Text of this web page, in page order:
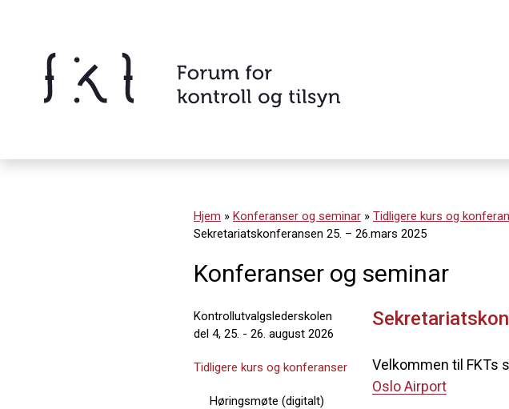
Hjem » Konferanser og seminar » Tidligere kurs og
Sekretariatskonferansen 25. – 26.mars 2025
Konferanser og seminar
Kontrollutvalgslederskolen
del 4, 25. - 26. august 2026
Tidligere kurs og konferanser
Høringsmøte (digitalt)
Velkommen til FKTs
Oslo Airport